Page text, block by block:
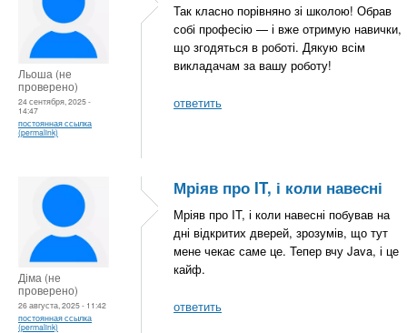
Льоша (не
проверено)
24 сентября, 2025 -
14:47
постоянная ссылка
(permalink)
Так класно порівняно зі школою! Обрав
собі професію — і вже отримую навички,
що згодяться в роботі. Дякую всім
викладачам за вашу роботу!
ответить
Діма (не
проверено)
26 августа, 2025 - 11:42
постоянная ссылка
(permalink)
Мріяв про IT, і коли навесні
Мріяв про IT, і коли навесні побував на
дні відкритих дверей, зрозумів, що тут
мене чекає саме це. Тепер вчу Java, і це
кайф.
ответить